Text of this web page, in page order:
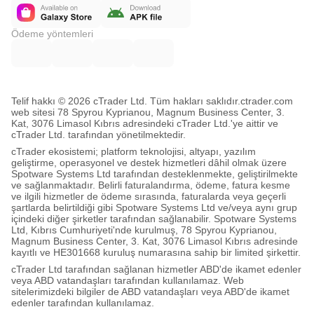
Ödeme yöntemleri
Telif hakkı © 2026 cTrader Ltd. Tüm hakları saklıdır.ctrader.com
web sitesi 78 Spyrou Kyprianou, Magnum Business Center, 3.
Kat, 3076 Limasol Kıbrıs adresindeki cTrader Ltd.'ye aittir ve
cTrader Ltd. tarafından yönetilmektedir.
cTrader ekosistemi; platform teknolojisi, altyapı, yazılım
geliştirme, operasyonel ve destek hizmetleri dâhil olmak üzere
Spotware Systems Ltd tarafından desteklenmekte, geliştirilmekte
ve sağlanmaktadır. Belirli faturalandırma, ödeme, fatura kesme
ve ilgili hizmetler de ödeme sırasında, faturalarda veya geçerli
şartlarda belirtildiği gibi Spotware Systems Ltd ve/veya aynı grup
içindeki diğer şirketler tarafından sağlanabilir. Spotware Systems
Ltd, Kıbrıs Cumhuriyeti'nde kurulmuş, 78 Spyrou Kyprianou,
Magnum Business Center, 3. Kat, 3076 Limasol Kıbrıs adresinde
kayıtlı ve HE301668 kuruluş numarasına sahip bir limited şirkettir.
cTrader Ltd tarafından sağlanan hizmetler ABD'de ikamet edenler
veya ABD vatandaşları tarafından kullanılamaz. Web
sitelerimizdeki bilgiler de ABD vatandaşları veya ABD'de ikamet
edenler tarafından kullanılamaz.